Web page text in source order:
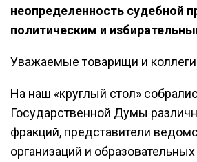
неопределенность судебной
политическим и
Уважаемые товарищи и
На наш «круглый стол»
Государственной Думы
фракций, представители
организаций и